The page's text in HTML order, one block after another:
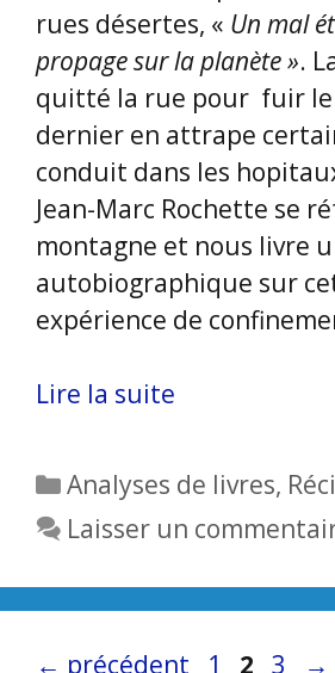
rues désertes, « Un mal
propage sur la planète ».
quitté la rue pour fuir le
dernier en attrape
conduit dans les
Jean-Marc Rochette se
montagne et nous livre
autobiographique sur
expérience de
Lire la suite
Catégories
Analyses de livres,
Laisser un
← précédent Page
1 Page
2 Page
3 →